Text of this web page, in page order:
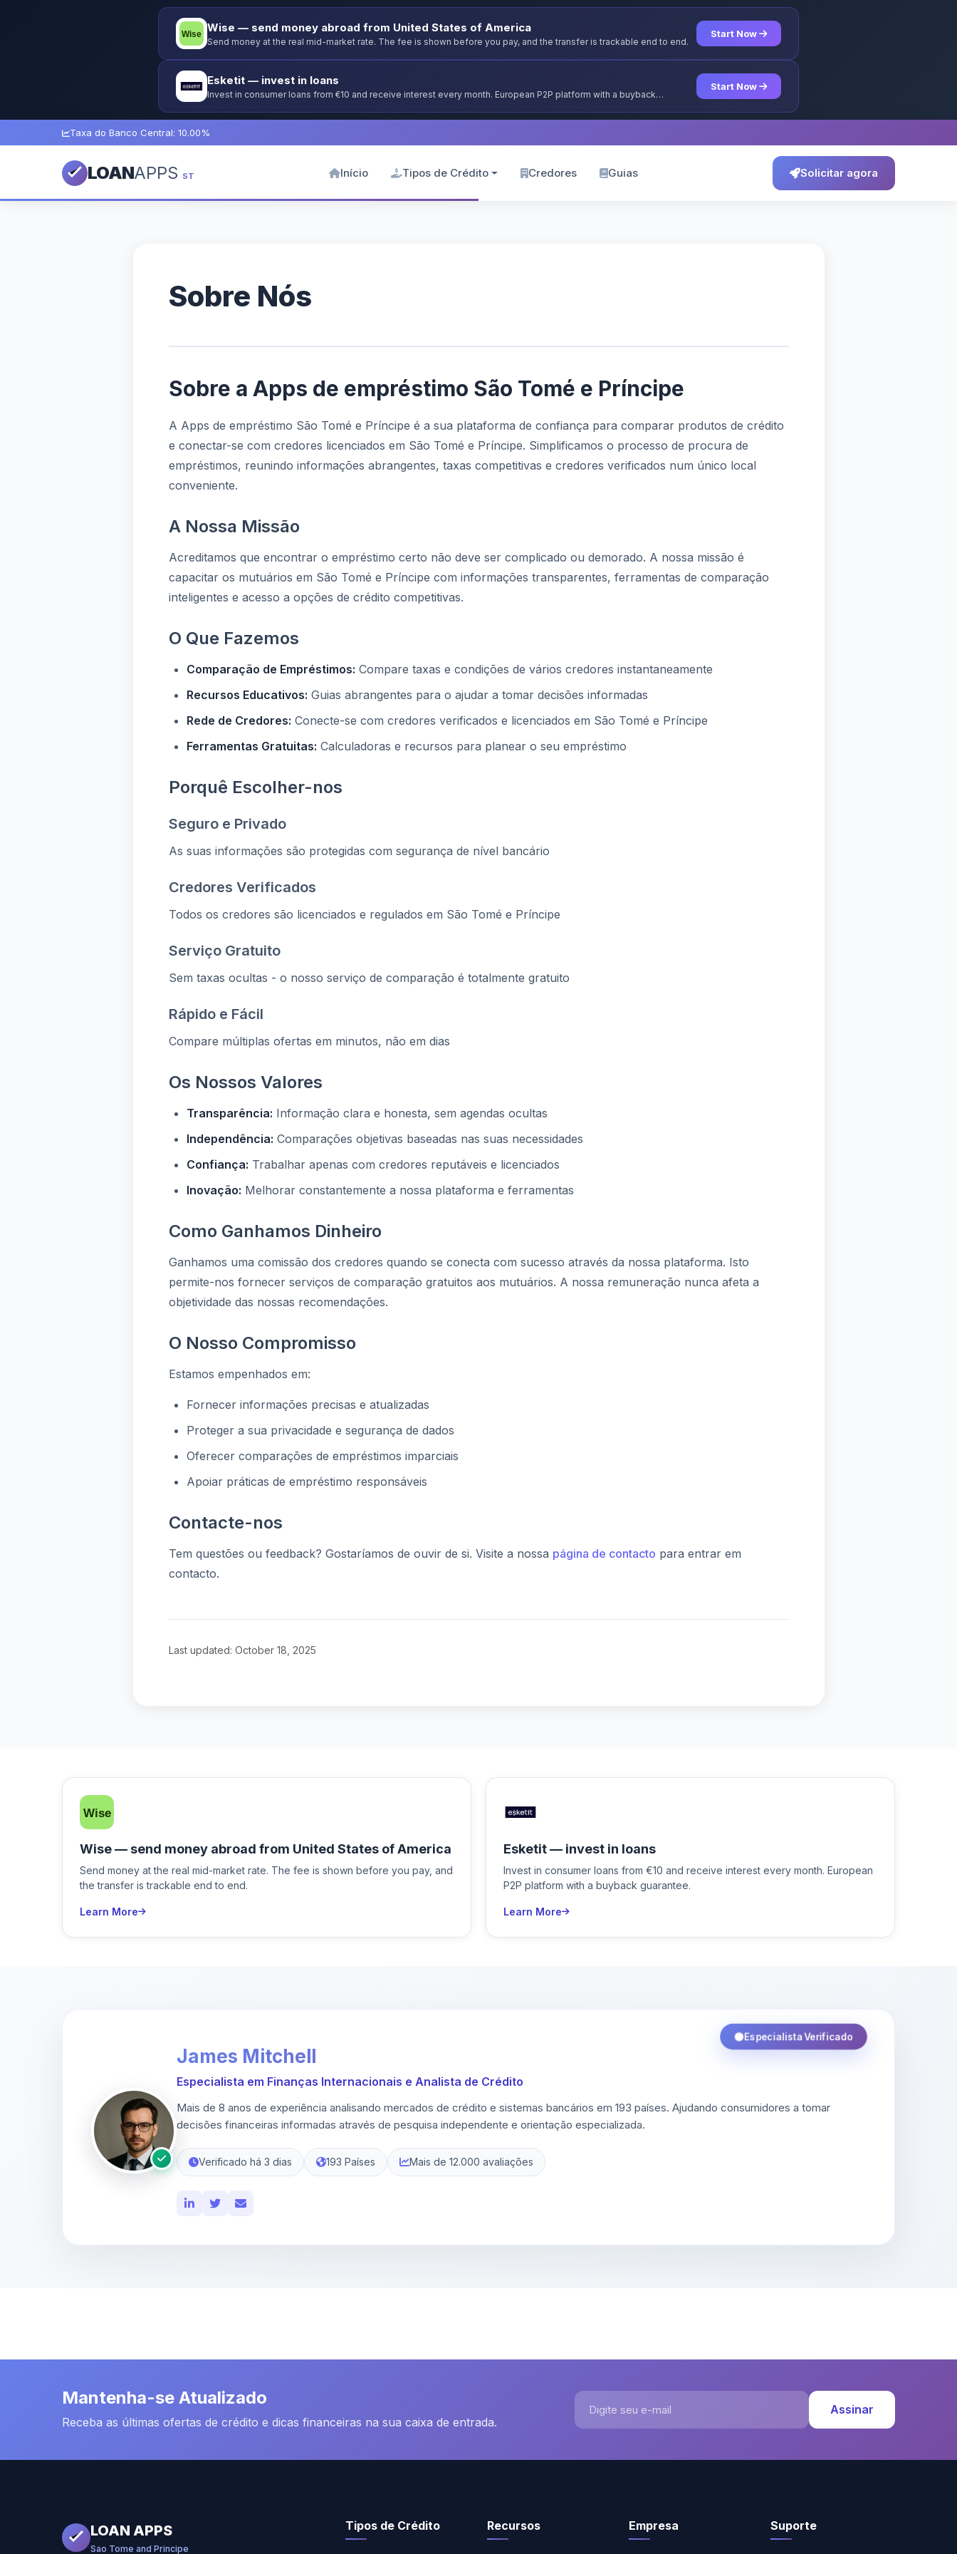
Wise — send money abroad from United States of America
Send money at the real mid-market rate. The fee is shown before you pay, and the transfer is trackable end to end.
Start Now
Esketit — invest in loans
Invest in consumer loans from €10 and receive interest every month. European P2P platform with a buyback
Start Now
Taxa do Banco Central: 10.00%
LOANAPPS ST Início Tipos de Crédito Credores Guias Solicitar agora
Sobre Nós
Sobre a Apps de empréstimo São Tomé e Príncipe
A Apps de empréstimo São Tomé e Príncipe é a sua plataforma de confiança para comparar produtos de crédito
e conectar-se com credores licenciados em São Tomé e Príncipe. Simplificamos o processo de procura de
empréstimos, reunindo informações abrangentes, taxas competitivas e credores verificados num único local
conveniente.
A Nossa Missão
Acreditamos que encontrar o empréstimo certo não deve ser complicado ou demorado. A nossa missão é
capacitar os mutuários em São Tomé e Príncipe com informações transparentes, ferramentas de comparação
inteligentes e acesso a opções de crédito competitivas.
O Que Fazemos
Comparação de Empréstimos: Compare taxas e condições de vários credores instantaneamente
Recursos Educativos: Guias abrangentes para o ajudar a tomar decisões informadas
Rede de Credores: Conecte-se com credores verificados e licenciados em São Tomé e Príncipe
Ferramentas Gratuitas: Calculadoras e recursos para planear o seu empréstimo
Porquê Escolher-nos
Seguro e Privado
As suas informações são protegidas com segurança de nível bancário
Credores Verificados
Todos os credores são licenciados e regulados em São Tomé e Príncipe
Serviço Gratuito
Sem taxas ocultas - o nosso serviço de comparação é totalmente gratuito
Rápido e Fácil
Compare múltiplas ofertas em minutos, não em dias
Os Nossos Valores
Transparência: Informação clara e honesta, sem agendas ocultas
Independência: Comparações objetivas baseadas nas suas necessidades
Confiança: Trabalhar apenas com credores reputáveis e licenciados
Inovação: Melhorar constantemente a nossa plataforma e ferramentas
Como Ganhamos Dinheiro
Ganhamos uma comissão dos credores quando se conecta com sucesso através da nossa plataforma. Isto
permite-nos fornecer serviços de comparação gratuitos aos mutuários. A nossa remuneração nunca afeta a
objetividade das nossas recomendações.
O Nosso Compromisso
Estamos empenhados em:
Fornecer informações precisas e atualizadas
Proteger a sua privacidade e segurança de dados
Oferecer comparações de empréstimos imparciais
Apoiar práticas de empréstimo responsáveis
Contacte-nos
Tem questões ou feedback? Gostaríamos de ouvir de si. Visite a nossa página de contacto para entrar em
contacto.
Last updated: October 18, 2025
Wise — send money abroad from United States of America
Send money at the real mid-market rate. The fee is shown before you pay, and
the transfer is trackable end to end.
Learn More
Esketit — invest in loans
Invest in consumer loans from €10 and receive interest every month. European
P2P platform with a buyback guarantee.
Learn More
Especialista Verificado
James Mitchell
Especialista em Finanças Internacionais e Analista de Crédito
Mais de 8 anos de experiência analisando mercados de crédito e sistemas bancários em 193 países. Ajudando consumidores a tomar
decisões financeiras informadas através de pesquisa independente e orientação especializada.
Verificado há 3 dias 193 Países Mais de 12.000 avaliações
Mantenha-se Atualizado
Receba as últimas ofertas de crédito e dicas financeiras na sua caixa de entrada.
Digite seu e-mail
Assinar
LOAN APPS
Sao Tome and Principe
Tipos de Crédito Recursos Empresa Suporte